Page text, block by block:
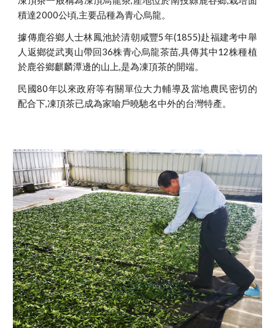
積達2000公頃,主要品種為青心烏龍。
據傳鹿谷鄉人士林鳳池於清朝咸豐5年(1855)赴福建考中舉
人返鄉從武夷山帶回36株青心烏龍茶苗,具傳其中12株種植
於鹿谷鄉麒麟潭邊的山上,是為凍頂茶的開端。
民國80年以來政府等有關單位大力輔導及當地農民密切的
配合下,凍頂茶已成為家喻戶曉馳名中外的台灣特產。